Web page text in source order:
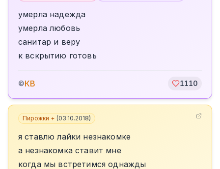
умерла надежда
умерла любовь
санитар и веру
к вскрытию готовь
©КВ 1110
Пирожки + (03.10.2018)
я ставлю лайки незнакомке
а незнакомка ставит мне
когда мы встретимся однажды